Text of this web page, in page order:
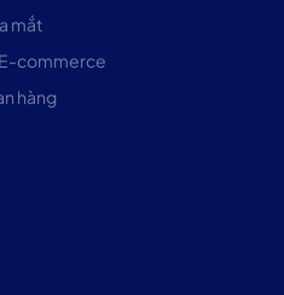
mắt
E-commerce
hàng